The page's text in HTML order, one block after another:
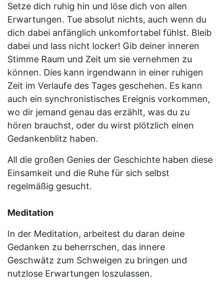
Setze dich ruhig hin und löse dich von allen
Erwartungen. Tue absolut nichts, auch wenn du
dich dabei anfänglich unkomfortabel fühlst. Bleib
dabei und lass nicht locker! Gib deiner inneren
Stimme Raum und Zeit um sie vernehmen zu
können. Dies kann irgendwann in einer ruhigen
Zeit im Verlaufe des Tages geschehen. Es kann
auch ein synchronistisches Ereignis vorkommen,
wo dir jemand genau das erzählt, was du zu
hören brauchst, oder du wirst plötzlich einen
Gedankenblitz haben.
All die großen Genies der Geschichte haben diese
Einsamkeit und die Ruhe für sich selbst
regelmäßig gesucht.
Meditation
In der Meditation, arbeitest du daran deine
Gedanken zu beherrschen, das innere
Geschwätz zum Schweigen zu bringen und
nutzlose Erwartungen loszulassen.